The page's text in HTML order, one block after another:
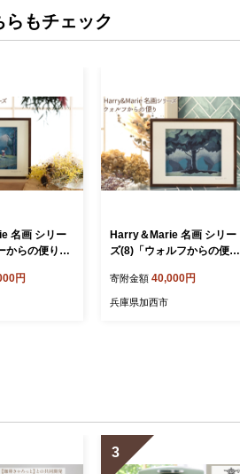
もチェック
名画 シリー
からの便り」
ト 額装入り
ジークレー 作
円
Harry＆Marie 名画 シリー
ズ(8)「ウォルフからの便
絵画 インテリア アート 額
装入り ファンタジー ジーク
寄附金額 40,000円
兵庫県加西市
3